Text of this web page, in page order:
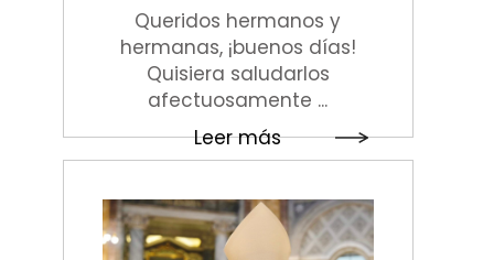
Queridos hermanos y
hermanas, ¡buenos días!
Quisiera saludarlos
afectuosamente ...
Leer más